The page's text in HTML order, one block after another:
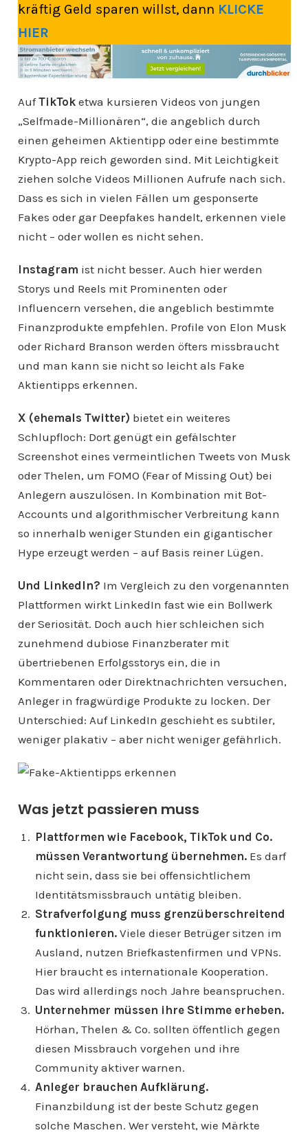
kräftig Geld sparen willst, dann KLICKE
HIER
AufTikToketwa kursieren Videos von jungen
„Selfmade-Millionären“, die angeblich durch
einen geheimen Aktientipp oder eine bestimmte
Krypto-App reich geworden sind. Mit Leichtigkeit
ziehen solche Videos Millionen Aufrufe nach sich.
Dass es sich in vielen Fällen um gesponserte
Fakes oder gar Deepfakes handelt, erkennen viele
nicht – oder wollen es nicht sehen.
Instagram ist nicht besser. Auch hier werden
Storys und Reels mit Prominenten oder
Influencern versehen, die angeblich bestimmte
Finanzprodukte empfehlen. Profile von Elon Musk
oder Richard Branson werden öfters missbraucht
und man kann sie nicht so leicht als Fake
Aktientipps erkennen.
X (ehemals Twitter) bietet ein weiteres
Schlupfloch: Dort genügt ein gefälschter
Screenshot eines vermeintlichen Tweets von Musk
oder Thelen, um FOMO (Fear of Missing Out) bei
Anlegern auszulösen. In Kombination mit Bot-
Accounts und algorithmischer Verbreitung kann
so innerhalb weniger Stunden ein gigantischer
Hype erzeugt werden – auf Basis reiner Lügen.
Und LinkedIn? Im Vergleich zu den vorgenannten
Plattformen wirkt LinkedIn fast wie ein Bollwerk
der Seriosität. Doch auch hier schleichen sich
zunehmend dubiose Finanzberater mit
übertriebenen Erfolgsstorys ein, die in
Kommentaren oder Direktnachrichten versuchen,
Anleger in fragwürdige Produkte zu locken. Der
Unterschied: Auf LinkedIn geschieht es subtiler,
weniger plakativ – aber nicht weniger gefährlich.
Was jetzt passieren muss
Plattformen wie Facebook, TikTok und Co.
müssen Verantwortung übernehmen.Es darf
nicht sein, dass sie bei offensichtlichem
Identitätsmissbrauch untätig bleiben.
Strafverfolgung muss grenzüberschreitend
funktionieren.Viele dieser Betrüger sitzen im
Ausland, nutzen Briefkastenfirmen und VPNs.
Hier braucht es internationale Kooperation.
Das wird allerdings noch Jahre beanspruchen.
Unternehmer müssen ihre Stimme erheben.
Hörhan, Thelen & Co. sollten öffentlich gegen
diesen Missbrauch vorgehen und ihre
Community aktiver warnen.
Anleger brauchen Aufklärung.
Finanzbildung ist der beste Schutz gegen
solche Maschen. Wer versteht, wie Märkte